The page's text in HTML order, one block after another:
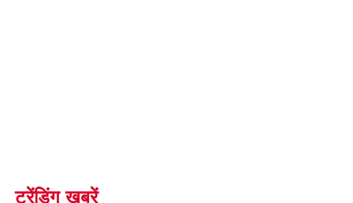
ट्रेंडिंग खबरें